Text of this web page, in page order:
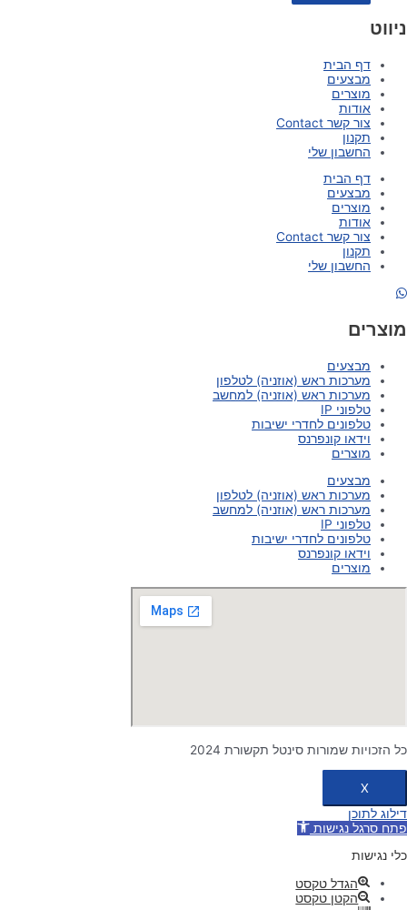
ניווט
דף הבית
מבצעים
מוצרים
אודות
צור קשר Contact
תקנון
החשבון שלי
דף הבית
מבצעים
מוצרים
אודות
צור קשר Contact
תקנון
החשבון שלי
מוצרים
מבצעים
מערכות ראש (אוזניה) לטלפון
מערכות ראש (אוזניה) למחשב
טלפוני IP
טלפונים לחדרי ישיבות
וידאו קונפרנס
מוצרים
מבצעים
מערכות ראש (אוזניה) לטלפון
מערכות ראש (אוזניה) למחשב
טלפוני IP
טלפונים לחדרי ישיבות
וידאו קונפרנס
מוצרים
כל הזכויות שמורות סינטל תקשורת 2024
X
דילוג לתוכן
פתח סרגל נגישות
כלי נגישות
הגדל טקסט
הקטן טקסט